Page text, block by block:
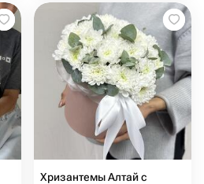
Хризантемы Алтай с